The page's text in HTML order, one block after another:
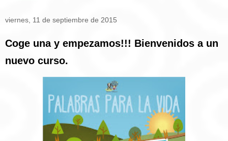
viernes, 11 de septiembre de 2015
Coge una y empezamos!!! Bienvenidos a un
nuevo curso.